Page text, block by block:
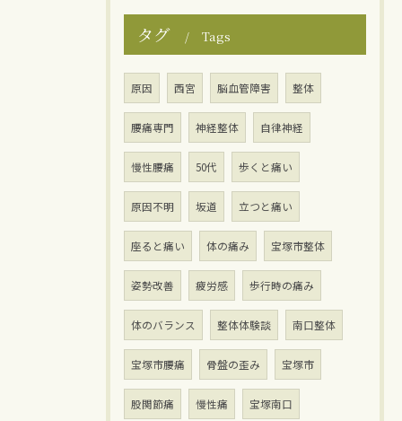
タグ Tags
原因 西宮 脳血管障害 整体
腰痛専門 神経整体 自律神経
慢性腰痛 50代 歩くと痛い
原因不明 坂道 立つと痛い
座ると痛い 体の痛み 宝塚市整体
姿勢改善 疲労感 歩行時の痛み
体のバランス 整体体験談 南口整体
宝塚市腰痛 骨盤の歪み 宝塚市
股関節痛 慢性痛 宝塚南口